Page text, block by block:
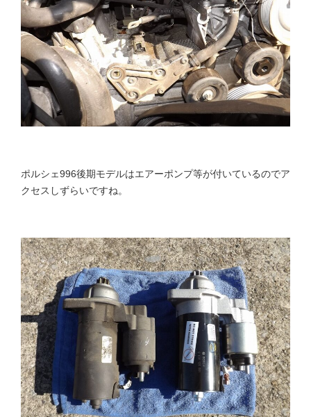
ポルシェ996後期モデルはエアーポンプ等が付いているのでア
クセスしずらいですね。